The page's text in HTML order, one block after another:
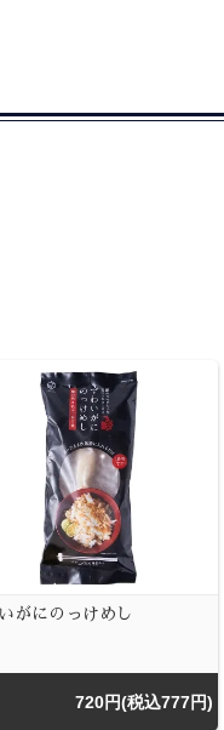
がにのっけめし
720円(税込777円)